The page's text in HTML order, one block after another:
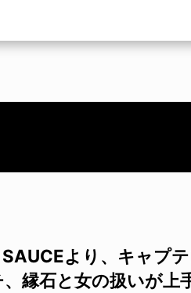
より、キャプ
縁石と女の扱いが上